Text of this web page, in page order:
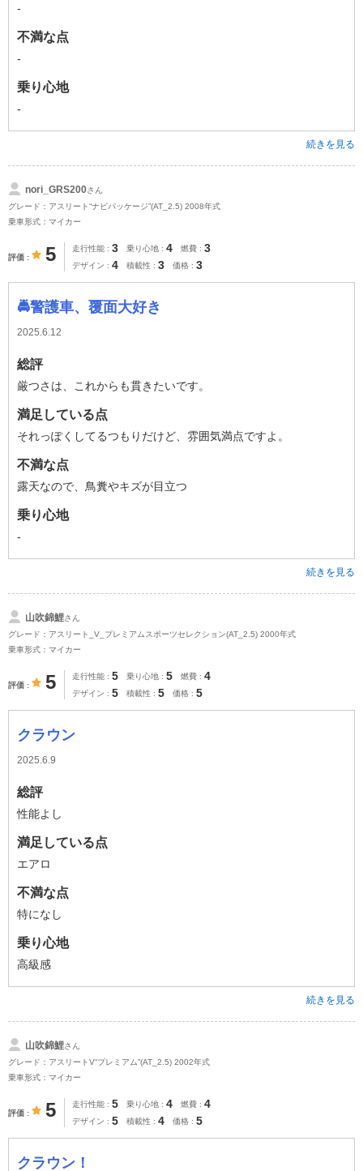
-
不満な点
-
乗り心地
-
続きを見る
nori_GRS200さん
グレード：アスリート“ナビパッケージ”(AT_2.5) 2008年式
乗車形式：マイカー
評価 5 走行性能 3 乗り心地 4 燃費 3
デザイン 4 積載性 3 価格 3
🚔️警護車、覆面大好き
2025.6.12
総評
厳つさは、これからも貫きたいです。
満足している点
それっぽくしてるつもりだけど、雰囲気満点ですよ。
不満な点
露天なので、鳥糞やキズが目立つ
乗り心地
-
続きを見る
山吹錦鯉さん
グレード：アスリート_V_プレミアムスポーツセレクション(AT_2.5) 2000年式
乗車形式：マイカー
評価 5 走行性能 5 乗り心地 5 燃費 4
デザイン 5 積載性 5 価格 5
クラウン
2025.6.9
総評
性能よし
満足している点
エアロ
不満な点
特になし
乗り心地
高級感
続きを見る
山吹錦鯉さん
グレード：アスリートV“プレミアム”(AT_2.5) 2002年式
乗車形式：マイカー
評価 5 走行性能 5 乗り心地 4 燃費 4
デザイン 5 積載性 4 価格 5
クラウン！